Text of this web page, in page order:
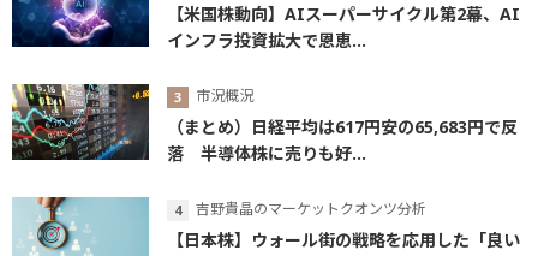
【米国株動向】AIスーパーサイクル第2幕、AI
インフラ投資拡大で恩恵...
市況概況
（まとめ）日経平均は617円安の65,683円で反
落 半導体株に売りも好...
吉野貴晶のマーケットクオンツ分析
【日本株】ウォール街の戦略を応用した「良い